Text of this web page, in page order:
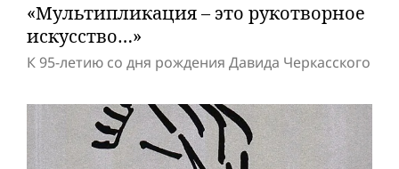
«Мультипликация – это рукотворное
искусство…»
К 95-летию со дня рождения Давида Черкасского